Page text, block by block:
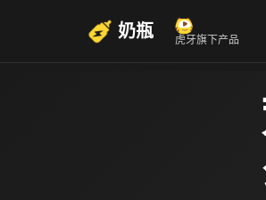
奶瓶 虎牙旗下产品